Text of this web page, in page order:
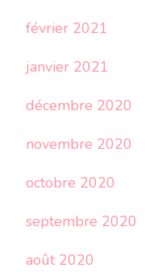
février 2021
janvier 2021
décembre 2020
novembre 2020
octobre 2020
septembre 2020
août 2020